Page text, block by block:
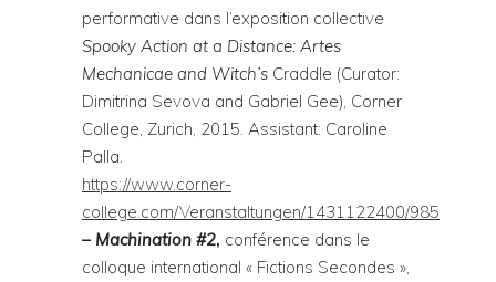
performative dans l’exposition collective
Spooky Action at a Distance: Artes
Mechanicae and Witch’s Craddle (Curator:
Dimitrina Sevova and Gabriel Gee), Corner
College, Zurich, 2015. Assistant: Caroline
Palla.
https://www.corner-
college.com/Veranstaltungen/1431122400/985
– Machination #2, conférence dans le
colloque international « Fictions Secondes »,